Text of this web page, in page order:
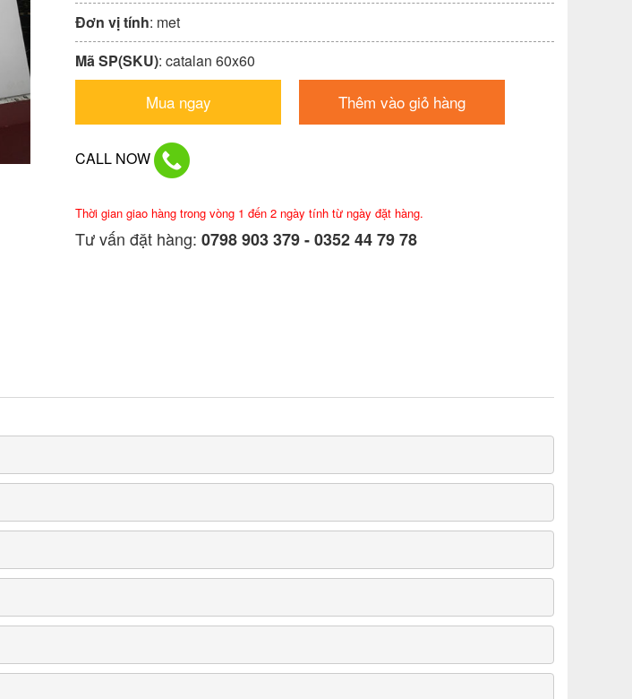
Đơn vị tính: met
Mã SP(SKU): catalan 60x60
Mua ngay Thêm vào giỏ hàng
CALL NOW
Thời gian giao hàng trong vòng 1 đến 2 ngày tính từ ngày đặt hàng.
Tư vấn đặt hàng: 0798 903 379 - 0352 44 79 78